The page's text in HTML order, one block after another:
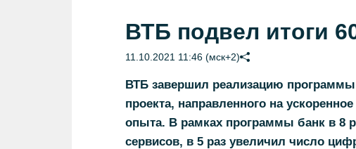
ВТБ подвел итоги
11.10.2021 11:46 (мск+2)
ВТБ завершил реализацию программы
проекта, направленного на
опыта. В рамках программы банк в 8
сервисов, в 5 раз увеличил число